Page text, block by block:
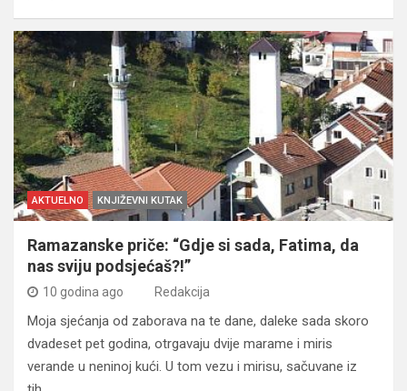
AKTUELNO KNJIŽEVNI KUTAK
Ramazanske priče: “Gdje si sada, Fatima, da
nas sviju podsjećaš?!”
10 godina ago Redakcija
Moja sjećanja od zaborava na te dane, daleke sada skoro
dvadeset pet godina, otrgavaju dvije marame i miris
verande u neninoj kući. U tom vezu i mirisu, sačuvane iz